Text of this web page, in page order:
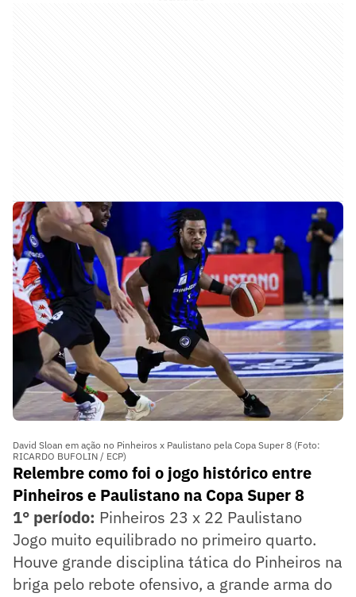
David Sloan em ação no Pinheiros x Paulistano pela Copa Super 8 (Foto:
RICARDO BUFOLIN / ECP)
Relembre como foi o jogo histórico entre
Pinheiros e Paulistano na Copa Super 8
1° período: Pinheiros 23 x 22 Paulistano
Jogo muito equilibrado no primeiro quarto.
Houve grande disciplina tática do Pinheiros na
briga pelo rebote ofensivo, a grande arma do